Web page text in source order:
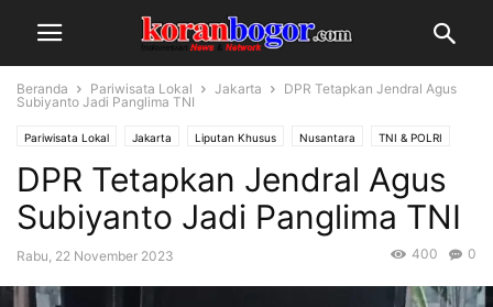
Beranda Pariwisata Lokal Jakarta
DPR Tetapkan Jendral Agus
Subiyanto Jadi Panglima TNI
Pariwisata Lokal Jakarta Liputan Khusus Nusantara TNI & POLRI
DPR Tetapkan Jendral Agus
Subiyanto Jadi Panglima TNI
Rabu, 22 November 2023 0
400